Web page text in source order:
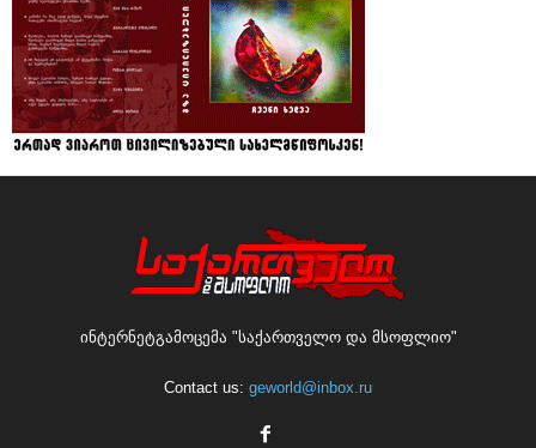
ინტერნეტგამოცემა "საქართველო და მსოფლიო"
Contact us: geworld@inbox.ru